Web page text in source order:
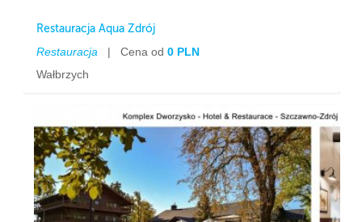
Restauracja Aqua Zdrój
Restauracja | Cena od0 PLN
Wałbrzych